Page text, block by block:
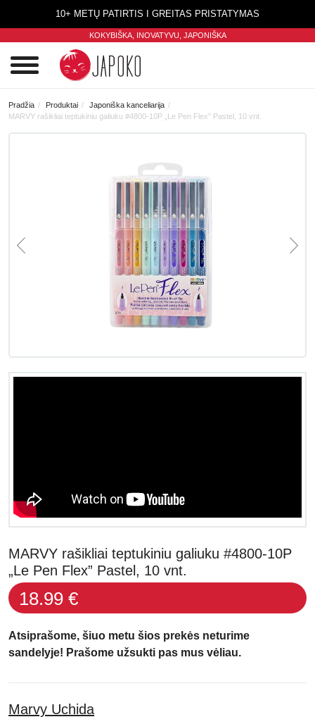
10+ METŲ PATIRTIS I GREITAS PRISTATYMAS
KOKYBIŠKA, INOVATYVU, JAPONIŠKA
Pradžia Produktai
Japoniška kanceliarija
MARVY rašikliai teptukiniu galiuku #4800-10P „Le Pen Flex” Pastel, 10 vnt.
MARVY rašikliai teptukiniu galiuku #4800-10P
„Le Pen Flex” Pastel, 10 vnt.
18.99 €
Atsiprašome, šiuo metu šios prekės neturime
sandelyje! Prašome užsukti pas mus vėliau.
Marvy Uchida